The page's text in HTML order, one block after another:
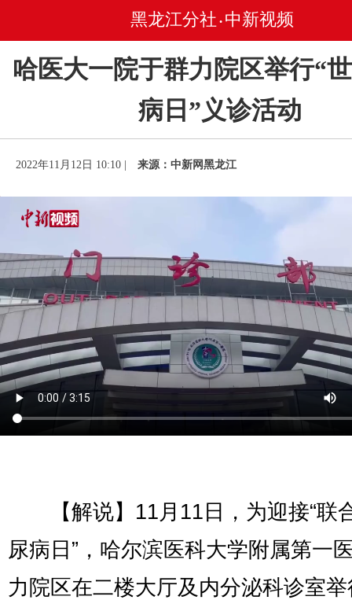
黑龙江分社 • 中新视频
哈医大一院于群力院区举行“
病日”义诊活动
2022年11月12日 10:10 | 来源：中新网黑龙江
【解说】11月11日，为迎接“联
尿病日”，哈尔滨医科大学附属第一
力院区在二楼大厅及内分泌科诊室举